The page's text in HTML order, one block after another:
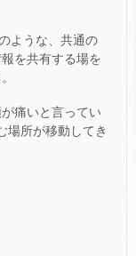
ような、共通の
を共有する場を
痛いと言ってい
場所が移動してき